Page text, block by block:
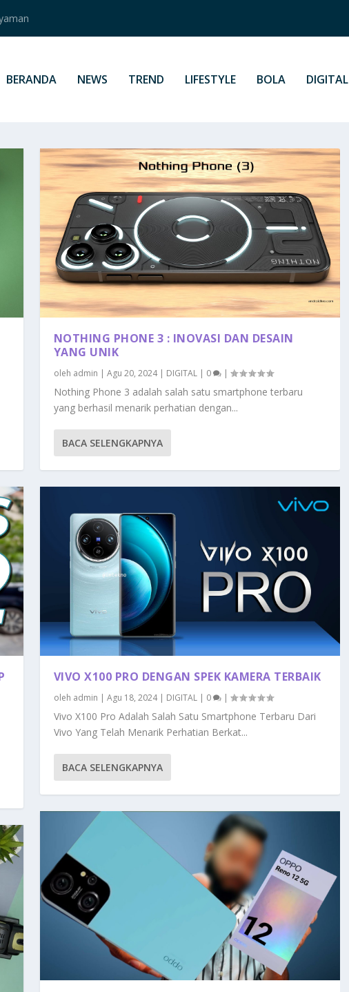
BERANDA NEWS TREND LIFESTYLE BOLA DIGITAL
NOTHING PHONE 3 : INOVASI DAN DESAIN
YANG UNIK
oleh admin | Agu 20, 2024| DIGITAL| 0 |
Nothing Phone 3 adalah salah satu smartphone terbaru
yang berhasil menarik perhatian dengan...
BACA SELENGKAPNYA
VIVO X100 PRO DENGAN SPEK KAMERA TERBAIK
oleh admin | Agu 18, 2024| DIGITAL| 0 |
Vivo X100 Pro Adalah Salah Satu Smartphone Terbaru Dari
Vivo Yang Telah Menarik Perhatian Berkat...
BACA SELENGKAPNYA